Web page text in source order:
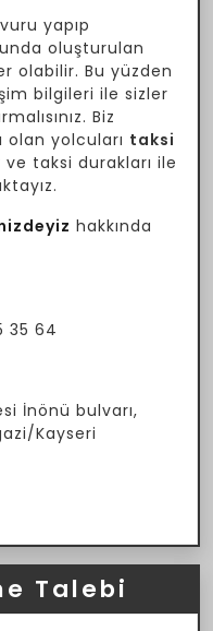
yapıp
oluşturulan
olabilir. Bu yüzden
bilgileri ile sizler
Biz
yolcuları taksi
taksi durakları ile
hakkında
35 64
İnönü bulvarı,
Kayseri
Talebi